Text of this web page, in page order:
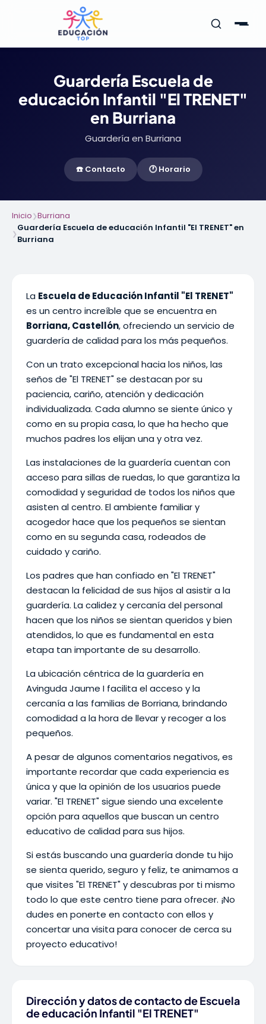
Guardería Escuela de
educación Infantil "El TRENET"
en Burriana
Guardería en Burriana
☎️ Contacto 🕐 Horario
Inicio❯Burriana
❯
Guardería Escuela de educación Infantil "El TRENET" en
Burriana
La Escuela de Educación Infantil "El TRENET"
es un centro increíble que se encuentra en
Borriana, Castellón, ofreciendo un servicio de
guardería de calidad para los más pequeños.
Con un trato excepcional hacia los niños, las
seños de "El TRENET" se destacan por su
paciencia, cariño, atención y dedicación
individualizada. Cada alumno se siente único y
como en su propia casa, lo que ha hecho que
muchos padres los elijan una y otra vez.
Las instalaciones de la guardería cuentan con
acceso para sillas de ruedas, lo que garantiza la
comodidad y seguridad de todos los niños que
asisten al centro. El ambiente familiar y
acogedor hace que los pequeños se sientan
como en su segunda casa, rodeados de
cuidado y cariño.
Los padres que han confiado en "El TRENET"
destacan la felicidad de sus hijos al asistir a la
guardería. La calidez y cercanía del personal
hacen que los niños se sientan queridos y bien
atendidos, lo que es fundamental en esta
etapa tan importante de su desarrollo.
La ubicación céntrica de la guardería en
Avinguda Jaume I facilita el acceso y la
cercanía a las familias de Borriana, brindando
comodidad a la hora de llevar y recoger a los
pequeños.
A pesar de algunos comentarios negativos, es
importante recordar que cada experiencia es
única y que la opinión de los usuarios puede
variar. "El TRENET" sigue siendo una excelente
opción para aquellos que buscan un centro
educativo de calidad para sus hijos.
Si estás buscando una guardería donde tu hijo
se sienta querido, seguro y feliz, te animamos a
que visites "El TRENET" y descubras por ti mismo
todo lo que este centro tiene para ofrecer. ¡No
dudes en ponerte en contacto con ellos y
concertar una visita para conocer de cerca su
proyecto educativo!
Dirección y datos de contacto de Escuela
de educación Infantil "El TRENET"